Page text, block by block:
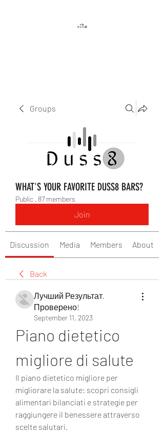
Groups
WHAT'S YOUR FAVORITE DUSS8 BARS?
Public · 87 members
Join
Discussion Media Members About
Back
Лучший Результат.
Проверено!
September 11, 2023
Piano dietetico
migliore di salute
Il piano dietetico migliore per
migliorare la salute: scopri consigli
alimentari bilanciati e strategie per
raggiungere il benessere attraverso
scelte salutari.